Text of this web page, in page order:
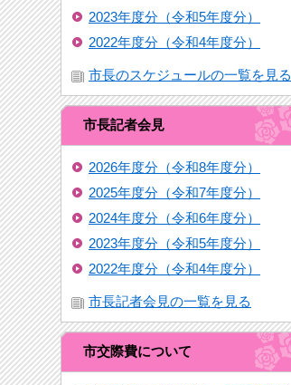
2023年度分（令和5年度分）
2022年度分（令和4年度分）
市長のスケジュールの一覧を見る
市長記者会見
2026年度分（令和8年度分）
2025年度分（令和7年度分）
2024年度分（令和6年度分）
2023年度分（令和5年度分）
2022年度分（令和4年度分）
市長記者会見の一覧を見る
市交際費について